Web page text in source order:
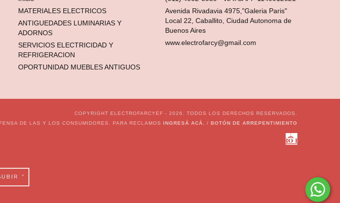
MATERIALES ELECTRICOS
ANTIGUEDADES LUMINARIAS Y
ADORNOS
SERVICIOS ELECTRICIDAD Y
REFRIGERACION
OPORTUNIDAD MUEBLES ANTIGUOS
Avenida Rivadavia 4975,"Galeria Paris"
Local 22, Caballito, Ciudad Autonoma de
Buenos Aires
www.electrofarcy@gmail.com
COPYRIGHT ELECTROFARCYEF - 2026. TODOS LOS DERECHOS RESERVADOS.
DE LAS Y LOS CONSUMIDORES. PARA RECLAMOS INGRESÁ ACÁ. / BOTÓN DE ARREPENTIMIENTO
^